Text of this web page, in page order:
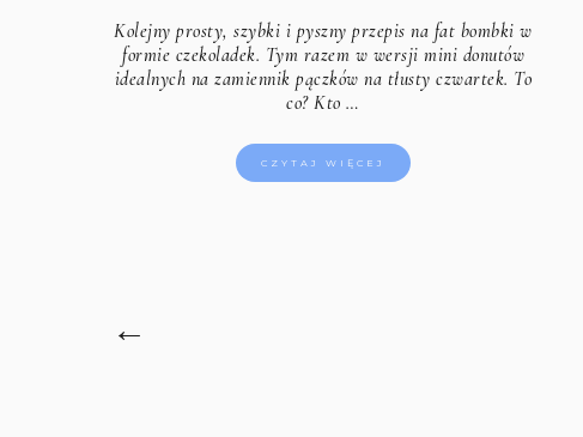
Kolejny prosty, szybki i pyszny przepis na fat bombki w
formie czekoladek. Tym razem w wersji mini donutów
idealnych na zamiennik pączków na tłusty czwartek. To
co? Kto …
CZYTAJ WIĘCEJ
←